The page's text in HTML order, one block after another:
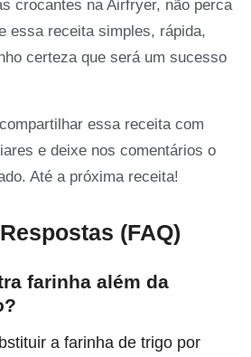
crocantes na Airfryer, não perca
essa receita simples, rápida,
certeza que será um sucesso
essa receita com
e deixe nos comentários o
Até a próxima receita!
(FAQ)
farinha além da
a farinha de trigo por